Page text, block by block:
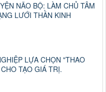
NÃO BỘ: LÀM CHỦ TÂM
LƯỚI THẦN KINH
LỰA CHỌN "THAO
TẠO GIÁ TRỊ.